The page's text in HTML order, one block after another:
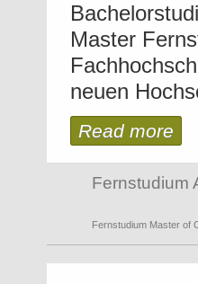
Master
neuen
Read more
Fernstudium
Fernstudium Master of